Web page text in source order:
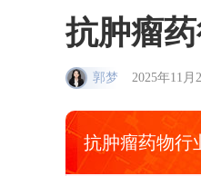
抗肿瘤
郭梦 2025年11月
抗肿瘤药物行